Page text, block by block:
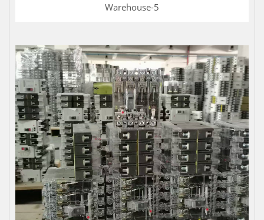
Warehouse-5